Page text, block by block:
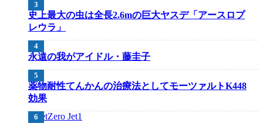
史上最大の虫は全長2.6mの巨大ヤスデ「アースロプ
レウラ」
永遠の我がアイドル・藤圭子
薬物耐性てんかんの治療法としてモーツァルトK448
効果